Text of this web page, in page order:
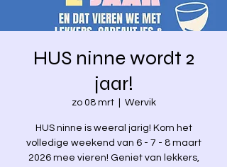
HUS ninne wordt 2
jaar!
zo 08 mrt
  |
Wervik
HUS ninne is weeral jarig! Kom het
volledige weekend van 6 - 7 - 8 maart
2026 mee vieren! Geniet van lekkers,